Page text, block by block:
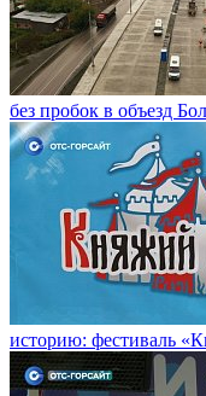
без пробок в объезд
историю: фестиваль